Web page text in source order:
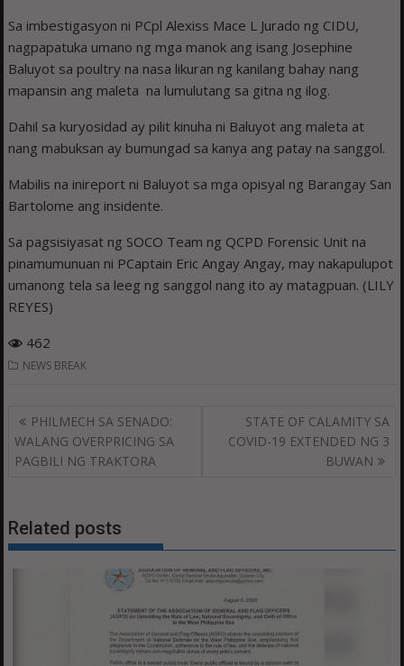
Sa imbestigasyon ni PCpl Alexiss Mace L Jurado ng CIDU,
nagpapatuka umano ng mga manok ang isang Josephine
Baluyot sa poultry na nasa likuran ng kanilang bahay nang
mapansin ang maleta na lumulutang sa gitna ng ilog.
Dahil sa kuryosidad ay pilit kinuha ni Baluyot ang maleta at
nang mabuksan ay bumungad sa kanya ang patay na sanggol.
Mabilis na inireport ni Baluyot sa mga opisyal ng Barangay San
Bartolome ang insidente.
Sa pagsisiyasat ng SOCO Team ng QCPD Forensic Unit na
pinamumunuan ni PCaptain Eric Angay Angay, may nakapulupot
umanong tela sa leeg ng sanggol nang ito ay matagpuan. (LILY
REYES)
462
NEWS BREAK
Post
navigation
PHILMECH SA SENADO:
WALANG OVERPRICING SA
PAGBILI NG TRAKTORA
STATE OF CALAMITY SA
COVID-19 EXTENDED NG 3
BUWAN
Related posts